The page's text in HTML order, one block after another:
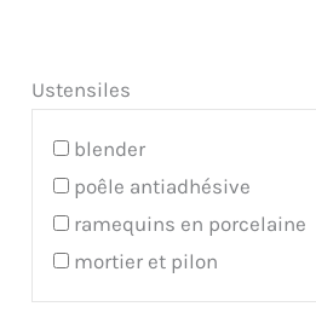
Ustensiles
blender
poêle antiadhésive
ramequins en porcelaine
mortier et pilon